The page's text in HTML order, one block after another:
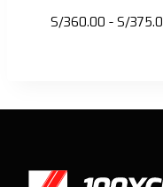
S/360.00 - S/